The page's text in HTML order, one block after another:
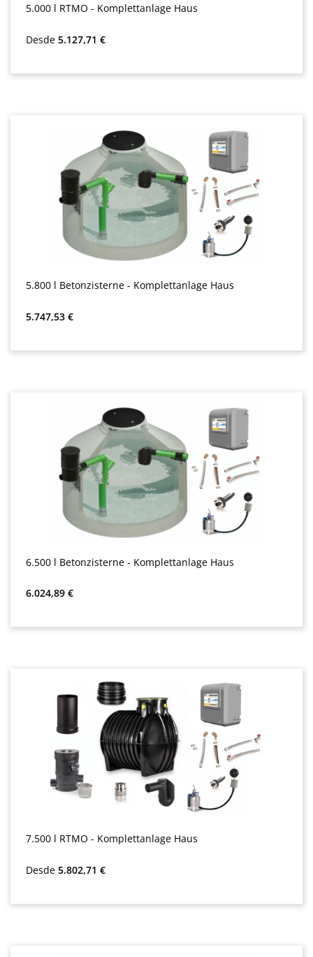
5.000 l RTMO - Komplettanlage Haus
Precio normal:
Desde 5.127,71 €
5.800 l Betonzisterne - Komplettanlage Haus
Precio normal:
5.747,53 €
6.500 l Betonzisterne - Komplettanlage Haus
Precio normal:
6.024,89 €
7.500 l RTMO - Komplettanlage Haus
Precio normal:
Desde 5.802,71 €